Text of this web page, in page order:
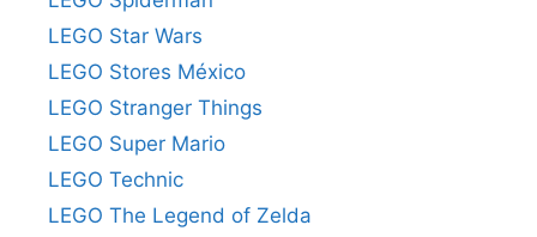
LEGO Star Wars
LEGO Stores México
LEGO Stranger Things
LEGO Super Mario
LEGO Technic
LEGO The Legend of Zelda